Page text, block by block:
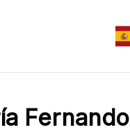
Fernando